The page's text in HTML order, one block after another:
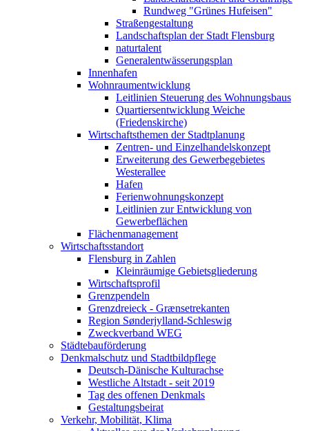
Rundweg "Grünes Hufeisen"
Straßengestaltung
Landschaftsplan der Stadt Flensburg
naturtalent
Generalentwässerungsplan
Innenhafen
Wohnraumentwicklung
Leitlinien Steuerung des Wohnungsbaus
Quartiersentwicklung Weiche
(Friedenskirche)
Wirtschaftsthemen der Stadtplanung
Zentren- und Einzelhandelskonzept
Erweiterung des Gewerbegebietes
Westerallee
Hafen
Ferienwohnungskonzept
Leitlinien zur Entwicklung von
Gewerbeflächen
Flächenmanagement
Wirtschaftsstandort
Flensburg in Zahlen
Kleinräumige Gebietsgliederung
Wirtschaftsprofil
Grenzpendeln
Grenzdreieck - Grænsetrekanten
Region Sønderjylland-Schleswig
Zweckverband WEG
Städtebauförderung
Denkmalschutz und Stadtbildpflege
Deutsch-Dänische Kulturachse
Westliche Altstadt - seit 2019
Tag des offenen Denkmals
Gestaltungsbeirat
Verkehr, Mobilität, Klima